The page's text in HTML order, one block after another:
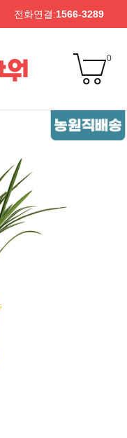
전화연결:1566-3289
0